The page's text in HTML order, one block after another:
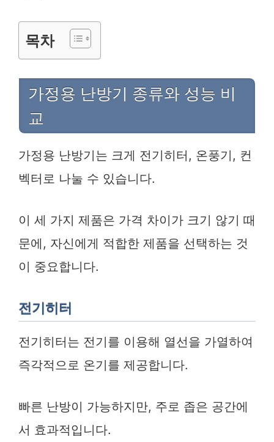
목차
가정용 난방기 종류와 성능 비
교
가정용 난방기는 크게 전기히터, 온풍기, 컨
벡터로 나눌 수 있습니다.
이 세 가지 제품은 가격 차이가 크기 않기 때
문에, 자신에게 적합한 제품을 선택하는 것
이 중요합니다.
전기히터
전기히터는 전기를 이용해 열선을 가열하여
즉각적으로 온기를 제공합니다.
빠른 난방이 가능하지만, 주로 좁은 공간에
서 효과적입니다.